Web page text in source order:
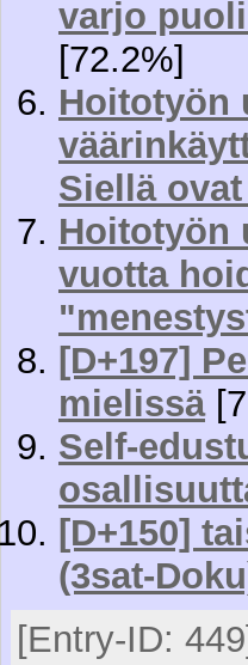
varjo
[72.2%]
Hoitotyön
Siellä
Hoitotyön
vuotta
[D+197]
mielissä
Self-
[D+150]
(3sat-
[Entry-ID: